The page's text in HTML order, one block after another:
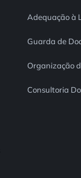
Adequação à
Guarda de
Organização
Consultoria